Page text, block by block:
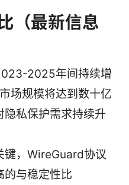
（最新信息
2025年间持续增
场规模将达到数十亿
隐私保护需求持续升
键，WireGuard协议
的与稳定性比